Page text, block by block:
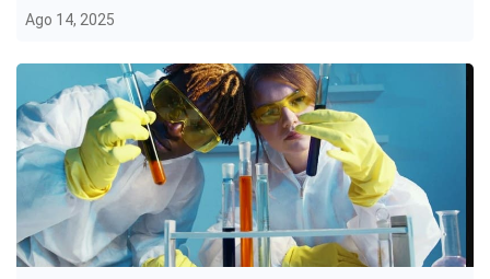
Ago 14, 2025